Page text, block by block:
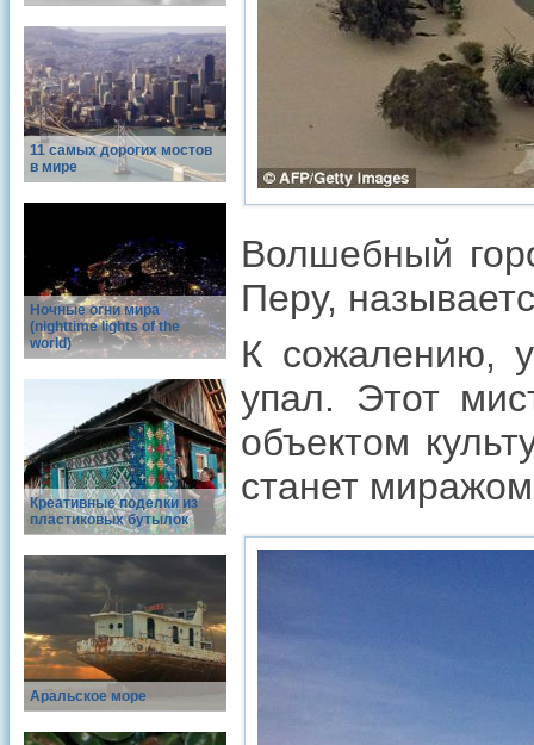
11 самых дорогих мостов
в мире
Ночные огни мира
(nighttime lights of the
world)
Креативные поделки из
пластиковых бутылок
Аральское море
Волшебный
Перу,
К сожалению,
упал. Этот
объектом
станет